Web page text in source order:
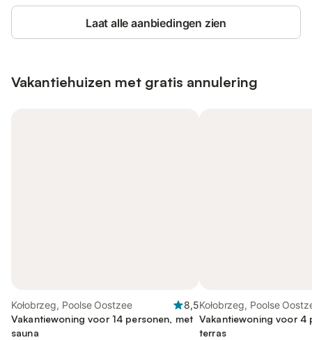
Laat alle aanbiedingen zien
Vakantiehuizen met gratis annulering
Kołobrzeg, Poolse Oostzee
8,5
Vakantiewoning voor 14 personen, met
sauna
Kołobrzeg, Poolse
Vakantiewoning voor 4
terras